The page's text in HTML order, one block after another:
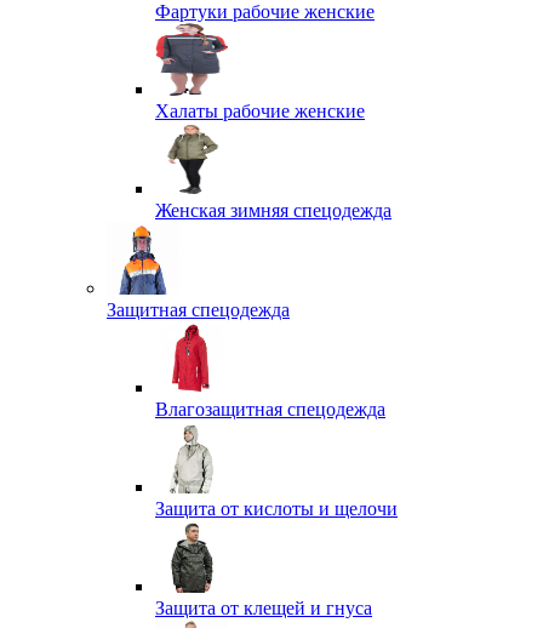
Фартуки рабочие женские
Халаты рабочие женские
Женская зимняя спецодежда
Защитная спецодежда
Влагозащитная спецодежда
Защита от кислоты и щелочи
Защита от клещей и гнуса